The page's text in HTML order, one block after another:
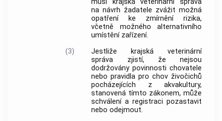
musí krajská veterinární správa
na návrh žadatele zvážit možná
opatření ke zmírnění rizika,
včetně možného alternativního
umístění zařízení.
(3)
Jestliže krajská veterinární
správa zjistí, že nejsou
dodržovány povinnosti chovatele
nebo pravidla pro chov živočichů
pocházejících z akvakultury,
stanovená tímto zákonem, může
schválení a registraci pozastavit
nebo odejmout.